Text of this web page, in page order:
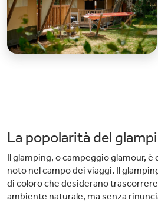
La popolarità del
Il glamping, o campeggio glamour,
noto nel campo dei viaggi. Il
di coloro che desiderano
ambiente naturale, ma senza